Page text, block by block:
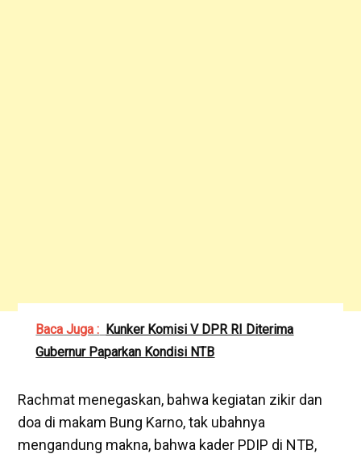
Baca Juga : Kunker Komisi V DPR RI Diterima
Gubernur Paparkan Kondisi NTB
Rachmat menegaskan, bahwa kegiatan zikir dan
doa di makam Bung Karno, tak ubahnya
mengandung makna, bahwa kader PDIP di NTB,